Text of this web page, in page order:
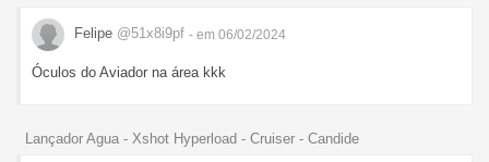
Felipe @51x8i9pf - em 06/02/2024
Óculos do Aviador na área kkk
Lançador Agua - Xshot Hyperload - Cruiser - Candide